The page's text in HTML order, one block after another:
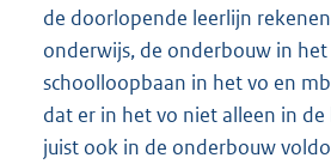
de doorlopende leerlijn
onderwijs, de onderbouw in
schoolloopbaan in het vo en
dat er in het vo niet alleen in
juist ook in de onderbouw